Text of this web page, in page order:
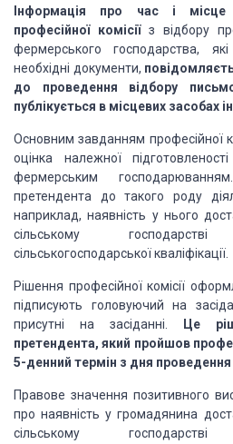
Інформація про час і місце
професійної комісії з відбору
фермерського господарства,
необхідні документи,
до проведення відбору
публікується в місцевих засобах
Основним завданням професійної
оцінка належної
фермерським
претендента до такого роду
наприклад, наявність у нього
сільському
сільськогосподарської кваліфікації.
Рішення професійної комісії
підписують головуючий на
присутні на засіданні.
Це
претендента, який пройшов
5-денний термін з дня проведення
Правове значення позитивного
про наявність у громадянина
сільському